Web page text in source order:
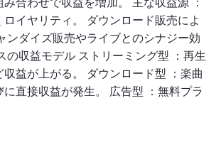
合わせで収益を増加。 主な収益源 ：
イヤリティ。 ダウンロード販売によ
ンダイズ販売やライブとのシナジー効
の収益モデル ストリーミング型 ：再生
収益が上がる。 ダウンロード型 ：楽曲
に直接収益が発生。 広告型 ：無料プラ